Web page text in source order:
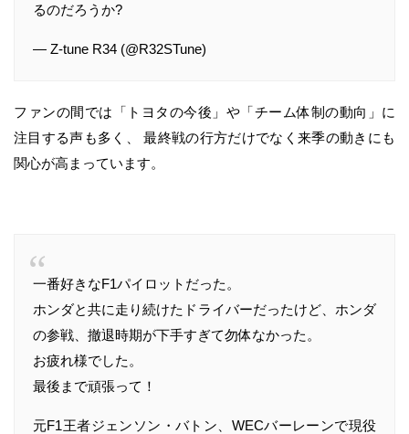
るのだろうか?
— Z-tune R34 (@R32STune)
ファンの間では「トヨタの今後」や「チーム体制の動向」に
注目する声も多く、 最終戦の行方だけでなく来季の動きにも
関心が高まっています。
一番好きなF1パイロットだった。
ホンダと共に走り続けたドライバーだったけど、ホンダ
の参戦、撤退時期が下手すぎて勿体なかった。
お疲れ様でした。
最後まで頑張って！
元F1王者ジェンソン・バトン、WECバーレーンで現役